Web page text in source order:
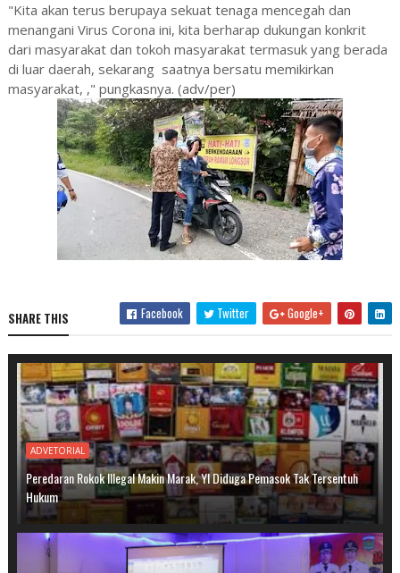
"Kita akan terus berupaya sekuat tenaga mencegah dan
menangani Virus Corona ini, kita berharap dukungan konkrit
dari masyarakat dan tokoh masyarakat termasuk yang berada
di luar daerah, sekarang saatnya bersatu memikirkan
masyarakat, ," pungkasnya. (adv/per)
SHARE THIS Facebook Twitter Google+
ADVETORIAL
Peredaran Rokok Illegal Makin Marak, YI Diduga Pemasok Tak Tersentuh
Hukum